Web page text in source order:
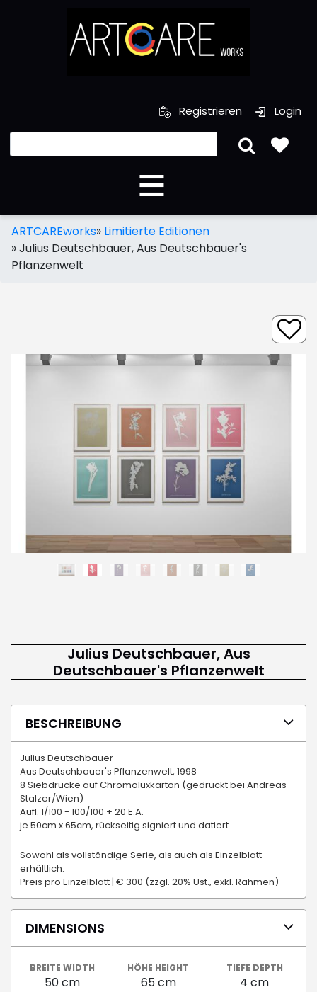
Registrieren Login
ARTCAREworks» Limitierte Editionen
»Julius Deutschbauer, Aus Deutschbauer's
Pflanzenwelt
Julius Deutschbauer, Aus
Deutschbauer's Pflanzenwelt
BESCHREIBUNG
Julius Deutschbauer
Aus Deutschbauer's Pflanzenwelt, 1998
8 Siebdrucke auf Chromoluxkarton (gedruckt bei Andreas
Stalzer/Wien)
Aufl. 1/100 - 100/100 + 20 E.A.
je 50cm x 65cm, rückseitig signiert und datiert
Sowohl als vollständige Serie, als auch als Einzelblatt
erhältlich.
Preis pro Einzelblatt | € 300 (zzgl. 20% Ust., exkl. Rahmen)
DIMENSIONS
BREITE WIDTH
50 cm
HÖHE HEIGHT
65 cm
TIEFE DEPTH
4 cm